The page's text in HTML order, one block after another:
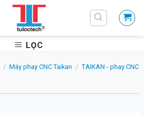
LỌC
/ Máy phay CNC Taikan / TAIKAN - phay CNC